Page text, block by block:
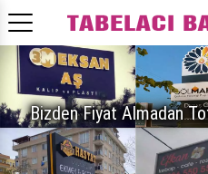
Bizden Fiyat Almadan